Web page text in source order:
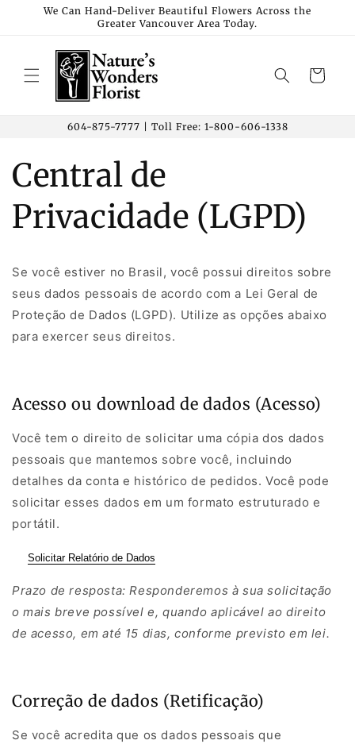
Skip to
We Can Hand-Deliver Beautiful Flowers Across the
Greater Vancouver Area Today.
Cart
604-875-7777 | Toll Free: 1-800-606-1338
Central de
Privacidade (LGPD)
Se você estiver no Brasil, você possui direitos sobre
seus dados pessoais de acordo com a Lei Geral de
Proteção de Dados (LGPD). Utilize as opções abaixo
para exercer seus direitos.
Acesso ou download de dados (Acesso)
Você tem o direito de solicitar uma cópia dos dados
pessoais que mantemos sobre você, incluindo
detalhes da conta e histórico de pedidos. Você pode
solicitar esses dados em um formato estruturado e
portátil.
Solicitar Relatório de Dados
Prazo de resposta: Responderemos à sua solicitação
o mais breve possível e, quando aplicável ao direito
de acesso, em até 15 dias, conforme previsto em lei.
Correção de dados (Retificação)
Se você acredita que os dados pessoais que